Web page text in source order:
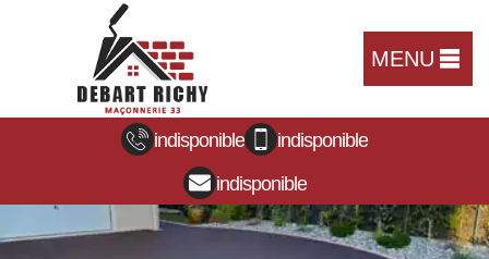
MENU
indisponible
indisponible
indisponible